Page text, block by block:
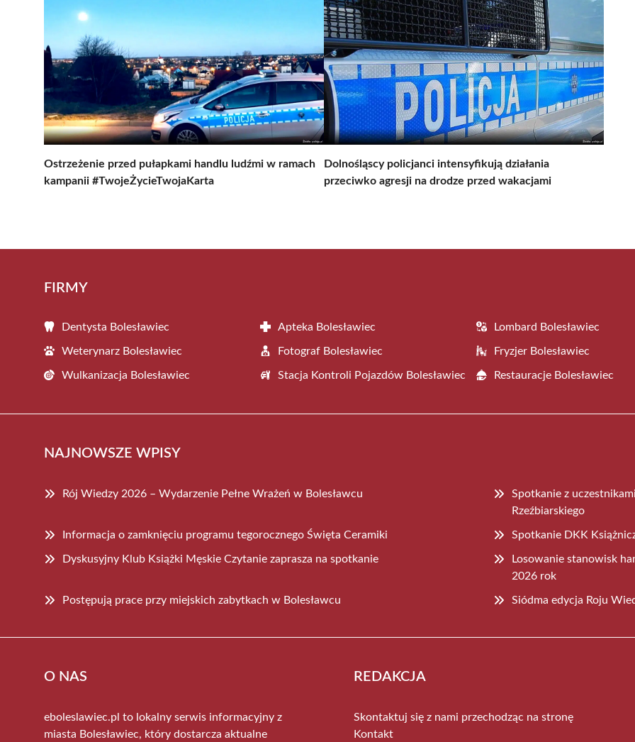
Ostrzeżenie przed pułapkami handlu ludźmi w ramach
kampanii #TwojeŻycieTwojaKarta
Dolnośląscy policjanci intensyfikują działania
przeciwko agresji na drodze przed wakacjami
FIRMY
Dentysta Bolesławiec Apteka Bolesławiec Lombard Bolesławiec
Weterynarz Bolesławiec Fotograf Bolesławiec Fryzjer Bolesławiec
Wulkanizacja Bolesławiec Stacja Kontroli Pojazdów Bolesławiec Restauracje Bolesławiec
NAJNOWSZE WPISY
Rój Wiedzy 2026 – Wydarzenie Pełne Wrażeń w Bolesławcu
Spotkanie z
Rzeźbiarskiego
Informacja o zamknięciu programu tegorocznego Święta Ceramiki Spotkanie DKK
Dyskusyjny Klub Książki Męskie Czytanie zaprasza na spotkanie
Losowanie stanowisk
2026 rok
Postępują prace przy miejskich zabytkach w Bolesławcu Siódma edycja Roju
O NAS
eboleslawiec.pl to lokalny serwis informacyjny z
miasta Bolesławiec, który dostarcza aktualne
REDAKCJA
Skontaktuj się z nami przechodząc na stronę
Kontakt